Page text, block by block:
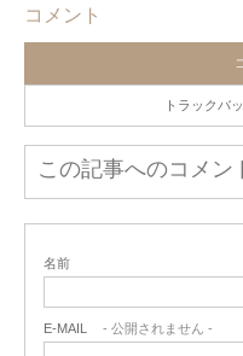
コメント
トラックバ
この記事へのコメン
名前
E-MAIL - 公開されません -